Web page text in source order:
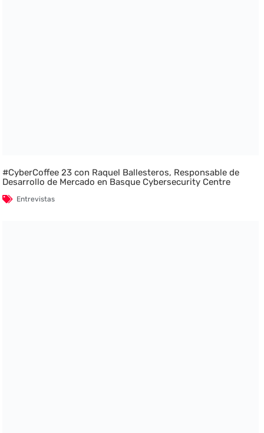
#CyberCoffee 23 con Raquel Ballesteros, Responsable de
Desarrollo de Mercado en Basque Cybersecurity Centre
Entrevistas